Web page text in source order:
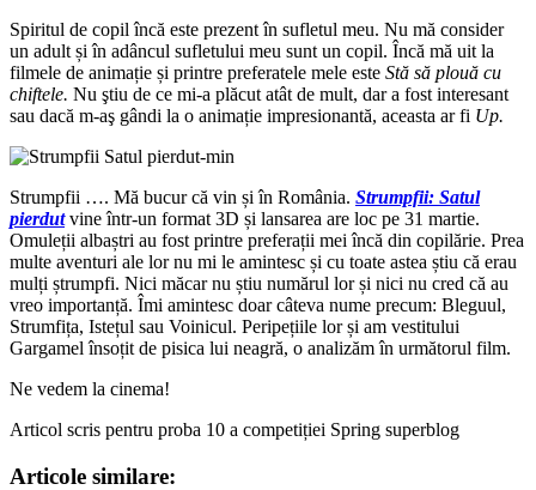
Spiritul de copil încă este prezent în sufletul meu. Nu mă consider
un adult și în adâncul sufletului meu sunt un copil. Încă mă uit la
filmele de animație și printre preferatele mele este Stă să plouă cu
chiftele. Nu ştiu de ce mi-a plăcut atât de mult, dar a fost interesant
sau dacă m-aş gândi la o animație impresionantă, aceasta ar fi Up.
Strumpfii …. Mă bucur că vin și în România. Strumpfii: Satul
pierdutvine într-un format 3D și lansarea are loc pe 31 martie.
Omuleții albaștri au fost printre preferații mei încă din copilărie. Prea
multe aventuri ale lor nu mi le amintesc și cu toate astea știu că erau
mulți ștrumpfi. Nici măcar nu știu numărul lor și nici nu cred că au
vreo importanță. Îmi amintesc doar câteva nume precum: Bleguul,
Strumfița, Istețul sau Voinicul. Peripețiile lor și am vestitului
Gargamel însoțit de pisica lui neagră, o analizăm în următorul film.
Ne vedem la cinema!
Articol scris pentru proba 10 a competiției Spring superblog
Articole similare: